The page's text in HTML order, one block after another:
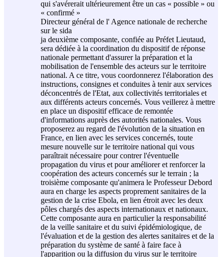
qui s'avérerait ultérieurement être un cas « possible » ou
« confirmé »
Directeur général de l' Agence nationale de recherche
sur le sida
ja deuxième composante, confiée au Préfet Lieutaud,
sera dédiée à la coordination du dispositif de réponse
nationale permettant d'assurer la préparation et la
mobilisation de l'ensemble des acteurs sur le territoire
national. A ce titre, vous coordonnerez l'élaboration des
instructions, consignes et conduites à tenir aux services
déconcentrés de l'Etat, aux collectivités territoriales et
aux différents acteurs concernés. Vous veillerez à mettre
en place un dispositif efficace de remontée
d'informations auprès des autorités nationales. Vous
proposerez au regard de l'évolution de la situation en
France, en lien avec les services concernés, toute
mesure nouvelle sur le territoire national qui vous
paraîtrait nécessaire pour contrer l'éventuelle
propagation du virus et pour améliorer et renforcer la
coopération des acteurs concernés sur le terrain ; la
troisième composante qu'animera le Professeur Debord
aura en charge les aspects proprement sanitaires de la
gestion de la crise Ebola, en lien étroit avec les deux
pôles chargés des aspects internationaux et nationaux.
Cette composante aura en particulier la responsabilité
de la veille sanitaire et du suivi épidémiologique, de
l'évaluation et de la gestion des alertes sanitaires et de la
préparation du système de santé à faire face à
l'apparition ou la diffusion du virus sur le territoire